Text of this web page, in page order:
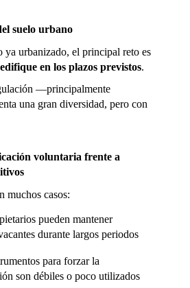
suelo urbano
en los plazos previstos.
—principalmente
una gran diversidad, pero con
voluntaria frente a
muchos casos:
pueden mantener
durante largos periodos
para forzar la
son débiles o poco utilizados